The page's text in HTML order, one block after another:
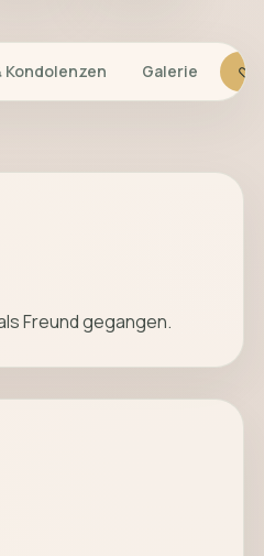
Kondolenzen Galerie
Freund gegangen.